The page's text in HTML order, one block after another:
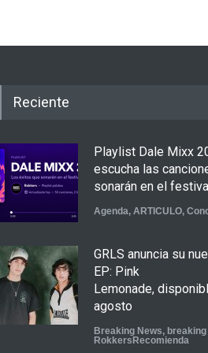
Reciente
Playlist Dale Mixx
escucha las
sonarán en el festival
Agenda, ARTICULO,
GRLS anuncia su
EP: Pink
Lemonade,
agosto
Breaking News,
RokkersRecomienda